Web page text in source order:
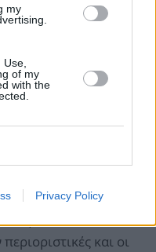
my
of my
with the
Privacy Policy
τις μεσοπρόθεσμες
Ο πληθωρισμός
από τον
των ειδών
δείκτες
των μισθών
του κόστους
και οι